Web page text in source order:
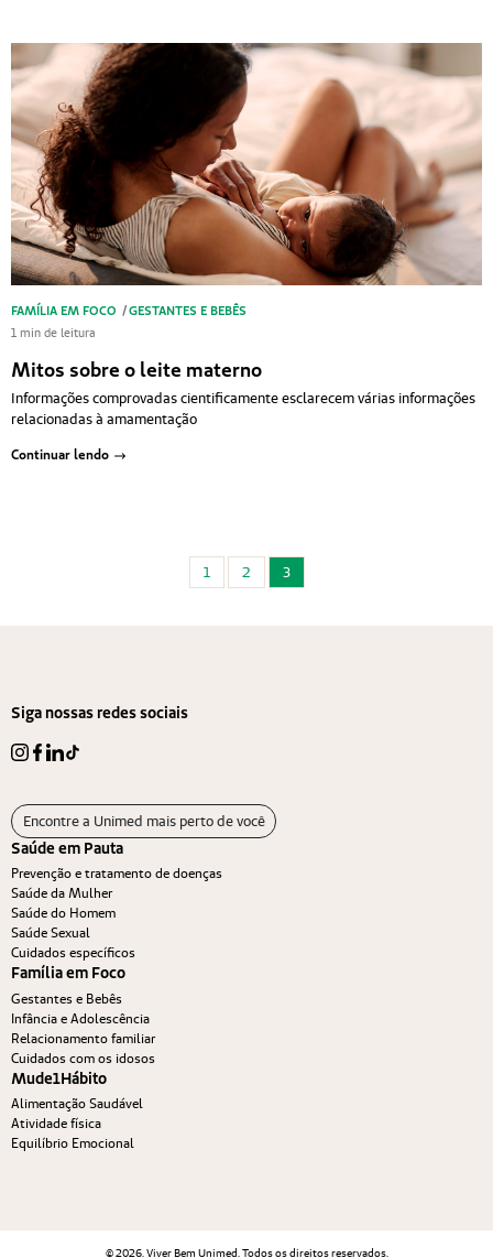
FAMÍLIA EM FOCO /GESTANTES E BEBÊS
1 min de leitura
Mitos sobre o leite materno
Informações comprovadas cientificamente esclarecem várias informações
relacionadas à amamentação
Continuar lendo
1 2 3
Siga nossas redes sociais
Encontre a Unimed mais perto de você
Saúde em Pauta
Prevenção e tratamento de doenças
Saúde da Mulher
Saúde do Homem
Saúde Sexual
Cuidados específicos
Família em Foco
Gestantes e Bebês
Infância e Adolescência
Relacionamento familiar
Cuidados com os idosos
Mude1Hábito
Alimentação Saudável
Atividade física
Equilíbrio Emocional
© 2026. Viver Bem Unimed. Todos os direitos reservados.